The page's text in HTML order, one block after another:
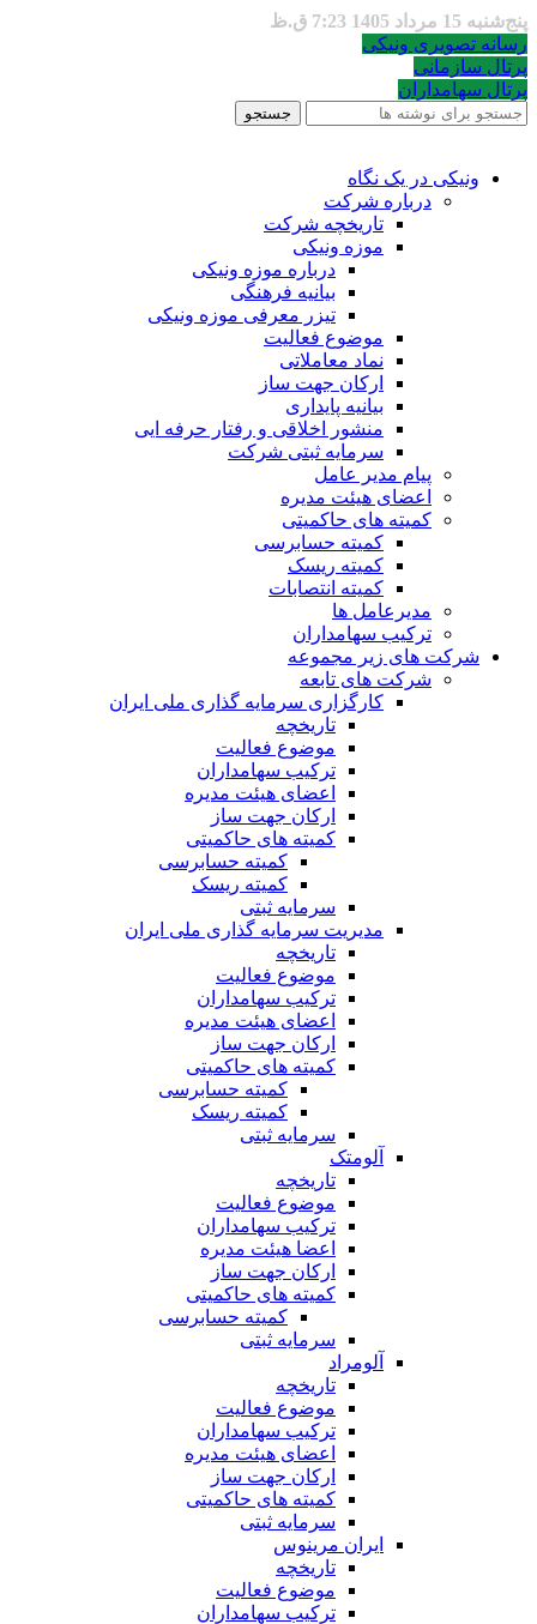
پنج‌شنبه 15 مرداد 1405 7:23 ق.ظ
رسانه تصویری ونیکی
پرتال سازمانی
پرتال سهامداران
جستجو
ونیکی در یک نگاه
درباره شرکت
تاریخچه شرکت
موزه ونیکی
درباره موزه ونیکی
بیانیه فرهنگی
تیزر معرفی موزه ونیکی
موضوع فعالیت
نماد معاملاتی
ارکان جهت ساز
بیانیه پایداری
منشور اخلاقی و رفتار حرفه ایی
سرمایه ثبتی شرکت
پیام مدیر عامل
اعضای هیئت مدیره
کمیته های حاکمیتی
کمیته حسابرسی
کمیته ریسک
کمیته انتصابات
مدیرعامل ها
ترکیب سهامداران
شرکت های زیر مجموعه
شرکت های تابعه
کارگزاری سرمایه گذاری ملی ایران
تاریخچه
موضوع فعالیت
ترکیب سهامداران
اعضای هیئت مدیره
ارکان جهت ساز
کمیته های حاکمیتی
کمیته حسابرسی
کمیته ریسک
سرمایه ثبتی
مدیریت سرمایه گذاری ملی ایران
تاریخچه
موضوع فعالیت
ترکیب سهامداران
اعضای هیئت مدیره
ارکان جهت ساز
کمیته های حاکمیتی
کمیته حسابرسی
کمیته ریسک
سرمایه ثبتی
آلومتک
تاریخچه
موضوع فعالیت
ترکیب سهامداران
اعضا هیئت مدیره
ارکان جهت ساز
کمیته های حاکمیتی
کمیته حسابرسی
سرمایه ثبتی
آلومراد
تاریخچه
موضوع فعالیت
ترکیب سهامداران
اعضای هیئت مدیره
ارکان جهت ساز
کمیته های حاکمیتی
سرمایه ثبتی
ایران مرینوس
تاریخچه
موضوع فعالیت
ترکیب سهامداران